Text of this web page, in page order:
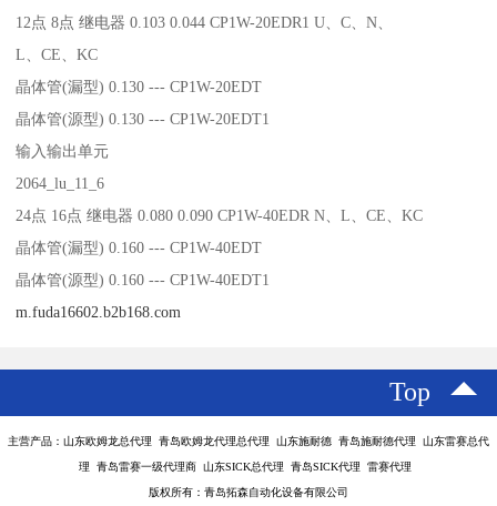
12点 8点 继电器 0.103 0.044 CP1W-20EDR1 U、C、N、
L、CE、KC
晶体管(漏型) 0.130 --- CP1W-20EDT
晶体管(源型) 0.130 --- CP1W-20EDT1
输入输出单元
2064_lu_11_6
24点 16点 继电器 0.080 0.090 CP1W-40EDR N、L、CE、KC
晶体管(漏型) 0.160 --- CP1W-40EDT
晶体管(源型) 0.160 --- CP1W-40EDT1
m.fuda16602.b2b168.com
Top
主营产品：山东欧姆龙总代理 青岛欧姆龙代理总代理 山东施耐德 青岛施耐德代理 山东雷赛总代
理 青岛雷赛一级代理商 山东SICK总代理 青岛SICK代理 雷赛代理
版权所有：青岛拓森自动化设备有限公司